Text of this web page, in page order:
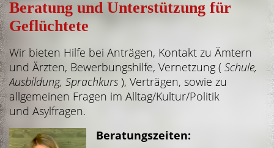
Beratung und Unterstützung für
Geflüchtete
Wir bieten Hilfe bei Anträgen, Kontakt zu Ämtern
und Ärzten, Bewerbungshilfe, Vernetzung ( Schule,
Ausbildung, Sprachkurs ), Verträgen, sowie zu
allgemeinen Fragen im Alltag/Kultur/Politik
und Asylfragen.
Beratungszeiten: